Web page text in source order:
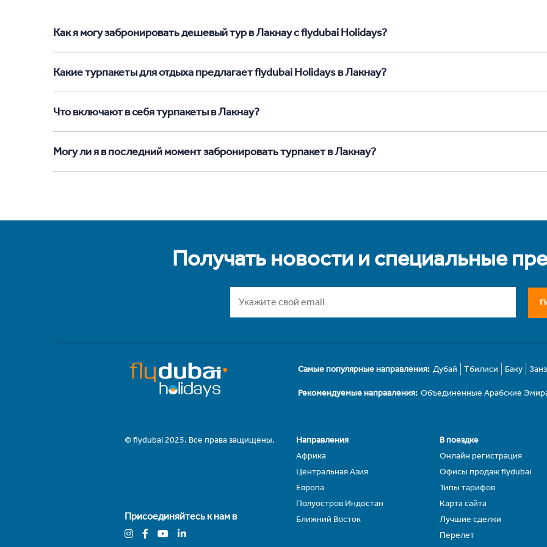
Как я могу забронировать дешевый тур в Лакнау с flydubai Holidays?
Какие турпакеты для отдыха предлагает flydubai Holidays в Лакнау?
Что включают в себя турпакеты в Лакнау?
Могу ли я в последний момент забронировать турпакет в Лакнау?
Получать новости и специальные
Самые популярные направления: Дубай Тбилиси Баку
Рекомендуемые направления: Объединенные Арабские
© flydubai 2025. Все права защищены.
Присоединяйтесь к нам в
Направления
Африка
Центральная Азия
Европа
Полуостров Индостан
Ближний Восток
В поездке
Онлайн регистрация
Офисы продаж flydubai
Типы тарифов
Карта сайта
Лучшие сделки
Перелет